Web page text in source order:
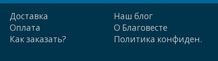
Доставка
Оплата
Как заказать?
Наш блог
О Благовесте
Политика конфиден.